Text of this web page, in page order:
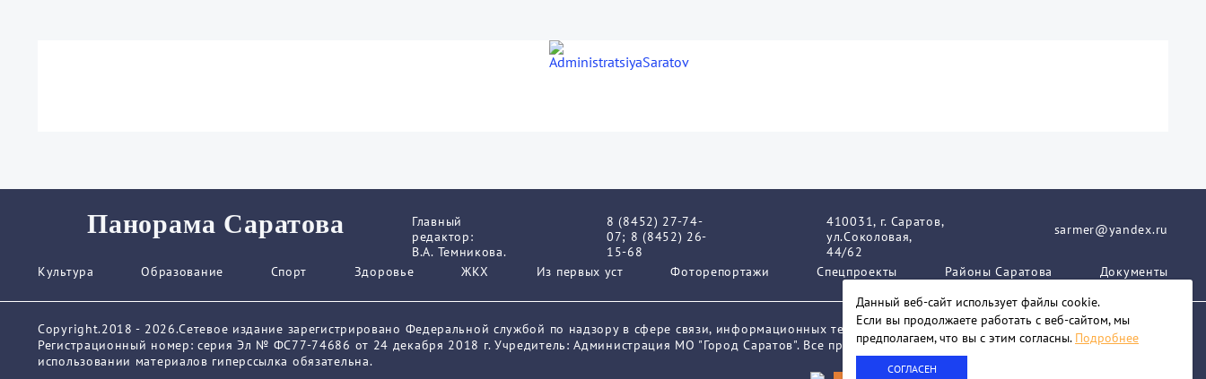
Панорама Саратова
Главный
редактор:
В.А. Темникова.
8 (8452) 27-74-
07; 8 (8452) 26-
15-68
410031, г. Саратов,
ул.Соколовая,
44/62
sarmer@yandex.ru
Культура Образование Спорт Здоровье ЖКХ Из пеpвых уст Фоторепортажи Спецпроекты Районы Саратова Документы
Copyright.2018 - 2026.Сетевое издание зарегистрировано Федеральной службой по надзору в сфере связи, информационных технологий и массовых коммуникаций.
Регистрационный номер: серия Эл № ФС77-74686 от 24 декабря 2018 г. Учредитель: Администрация МО "Город Саратов". Все права защищены. При любом
использовании материалов гиперссылка обязательна.
Данный веб-сайт использует файлы сookie.
Если вы продолжаете работать с веб-сайтом, мы
предполагаем, что вы с этим согласны. Подробнее
СОГЛАСЕН